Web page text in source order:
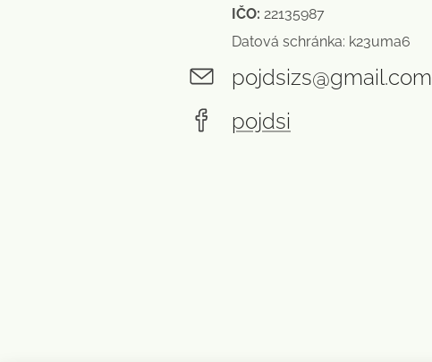
IČO: 22135987
Datová schránka: k23uma6
pojdsizs@gmail.com
pojdsi